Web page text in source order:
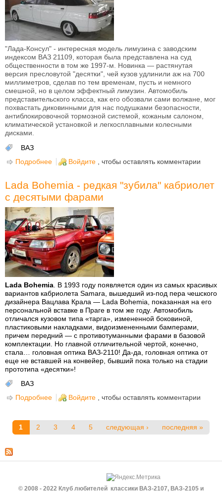
"Лада-Консул" - интересная модель лимузина с заводским
индексом ВАЗ 21109, которая была представлена на суд
общественности в том же 1997-м. Новинка — растянутая
версия пресловутой "десятки", чей кузов удлинили аж на 700
миллиметров, сделав по тем временам, пусть и немного
смешной, но в целом эффектный лимузин. Автомобиль
представительского класса, как его обозвали сами волжане, мог
похвастать диковинными для нас подушками безопасности,
антиблокировочной тормозной системой, кожаным салоном,
климатической установкой и легкосплавными колесными
дисками.
ВАЗ
Подробнее о ВАЗ-21109 "Консул" или "Десятка" лимузин
Войдите , чтобы оставлять комментарии
Lada Bohemia - редкая "зубила" кабриолет
с десятыми фарами
Lada Bohemia . В 1993 году появляется один из самых красивых
вариантов кабриолета Samara, вышедший из-под пера чешского
дизайнера Вацлава Крала — Lada Bohemia, показанная на его
персональной вставке в Праге в том же году. Автомобиль
отличался кузовом типа «тарга», измененной боковиной,
пластиковыми накладками, видоизмененными бамперами,
причем передний — с противотуманными фарами в базовой
комплектации. Но главной отличительной чертой, конечно,
стала… головная оптика ВАЗ-2110! Да-да, головная оптика от
еще не вставшей на конвейер, бывший пока только на стадии
прототипа «десятки»!
ВАЗ
Подробнее о Lada Bohemia - редкая "зубила" кабриолет с
Войдите , чтобы оставлять комментарии
Страницы
1 2 3 4 5 следующая › последняя »
© 2008 - 2022 Клуб любителей классики ВАЗ-2107, ВАЗ-2105 и